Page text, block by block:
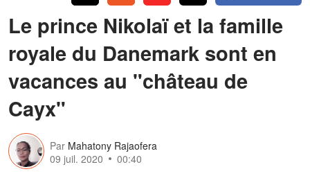
Le prince Nikolaï et la famille
royale du Danemark sont en
vacances au "château de
Cayx"
Par Mahatony Rajaofera
09 juil. 2020
00:40